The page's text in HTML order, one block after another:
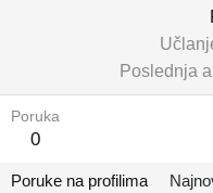
Poslednja
Poruka
0
Poruke na profilima